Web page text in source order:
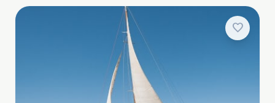
favorite